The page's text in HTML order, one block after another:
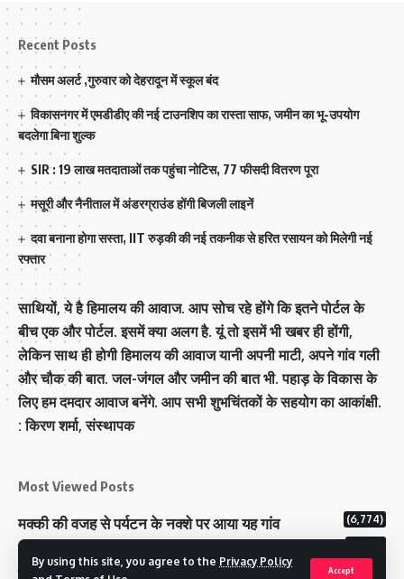
By using this site, you agree to the Privacy Policy
Accept
Recent Posts
मौसम अलर्ट ,गुरुवार को देहरादून में स्कूल बंद
विकासनगर में एमडीडीए की नई टाउनशिप का रास्ता साफ, जमीन का भू-उपयोग
बदलेगा बिना शुल्क
SIR : 19 लाख मतदाताओं तक पहुंचा नोटिस, 77 फीसदी वितरण पूरा
मसूरी और नैनीताल में अंडरग्राउंड होंगी बिजली लाइनें
दवा बनाना होगा सस्ता, IIT रुड़की की नई तकनीक से हरित रसायन को मिलेगी नई
रफ्तार
साथियों, ये है हिमालय की आवाज. आप सोच रहे होंगे कि इतने पोर्टल के
बीच एक और पोर्टल. इसमें क्या अलग है. यूं तो इसमें भी खबर ही होंगी,
लेकिन साथ ही होगी हिमालय की आवाज यानी अपनी माटी, अपने गांव गली
और चौक की बात. जल-जंगल और जमीन की बात भी. पहाड़ के विकास के
लिए हम दमदार आवाज बनेंगे. आप सभी शुभचिंतकों के सहयोग का आकांक्षी.
: किरण शर्मा, संस्‍थापक
Most Viewed Posts
मक्‍की की वजह से पर्यटन के नक्‍शे पर आया यह गांव (6,774)
राज्य में 12 पी माइनस थ्री पोलिंग स्टेशन बनाए गए
टिहरी राजपरिवार के पास 200 करोड से अधिक की संपत्ति (5,119)